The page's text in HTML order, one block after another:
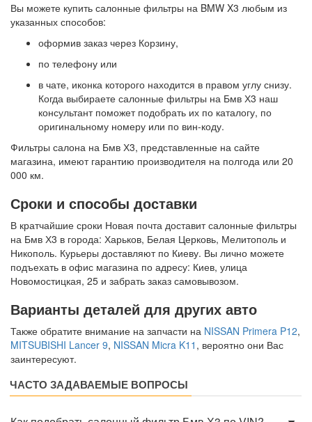
Вы можете купить салонные фильтры на BMW X3 любым из
указанных способов:
оформив заказ через Корзину,
по телефону или
в чате, иконка которого находится в правом углу снизу.
Когда выбираете салонные фильтры на Бмв Х3 наш
консультант поможет подобрать их по каталогу, по
оригинальному номеру или по вин-коду.
Фильтры салона на Бмв Х3, представленные на сайте
магазина, имеют гарантию производителя на полгода или 20
000 км.
Сроки и способы доставки
В кратчайшие сроки Новая почта доставит салонные фильтры
на Бмв Х3 в города: Харьков, Белая Церковь, Мелитополь и
Никополь. Курьеры доставляют по Киеву. Вы лично можете
подъехать в офис магазина по адресу: Киев, улица
Новомостицкая, 25 и забрать заказ самовывозом.
Варианты деталей для других авто
Также обратите внимание на запчасти на NISSAN Primera P12,
MITSUBISHI Lancer 9, NISSAN Micra K11 , вероятно они Вас
заинтересуют.
ЧАСТО ЗАДАВАЕМЫЕ ВОПРОСЫ